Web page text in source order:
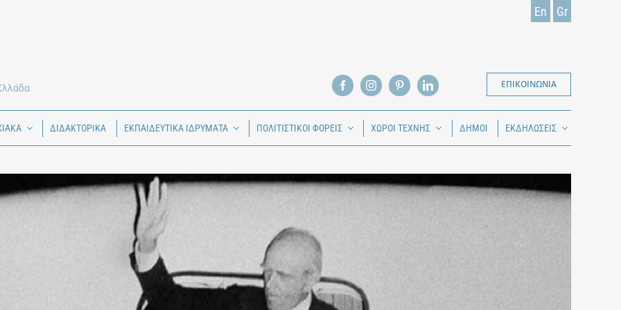
En Gr
ΕΠΙΚΟΙΝΩΝΙΑ
ΔΙΔΑΚΤΟΡΙΚΑ ΕΚΠΑΙΔΕΥΤΙΚΑ ΙΔΡΥΜΑΤΑ ΠΟΛΙΤΙΣΤΙΚΟΙ ΦΟΡΕΙΣ ΧΩΡΟΙ ΤΕΧΝΗΣ ΔΗΜΟΙ ΕΚΔΗΛΩΣΕΙΣ